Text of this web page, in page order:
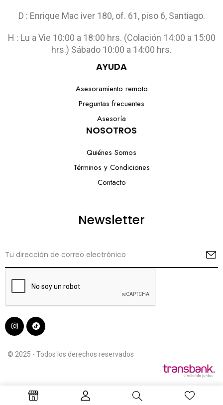
D : Enrique Mac iver 180, of. 61, piso 6, Santiago.
H : Lu a Vie 10:00 a 18:00 hrs. (Colación 14:00 a 15:00
hrs.) Sábado 10:00 a 14:00 hrs.
AYUDA
Asesoramiento remoto
Preguntas frecuentes
Asesoría
NOSOTROS
Quiénes Somos
Términos y Condiciones
Contacto
Newsletter
© 2025 - Todos los derechos reservados